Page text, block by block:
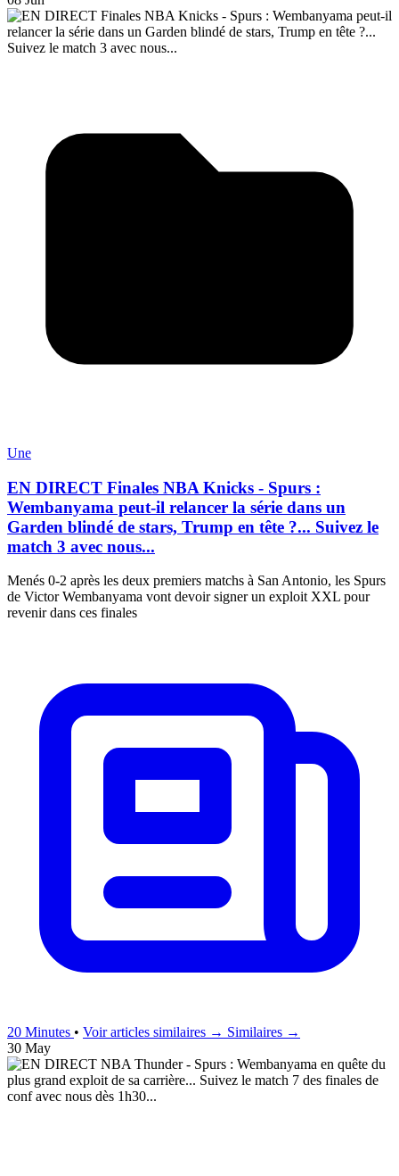
Une
EN DIRECT Finales NBA Knicks - Spurs :
Wembanyama peut-il relancer la série dans un
Garden blindé de stars, Trump en tête ?... Suivez le
match 3 avec nous...
Menés 0-2 après les deux premiers matchs à San Antonio, les Spurs
de Victor Wembanyama vont devoir signer un exploit XXL pour
revenir dans ces finales
20 Minutes • Voir articles similaires → Similaires →
30 May